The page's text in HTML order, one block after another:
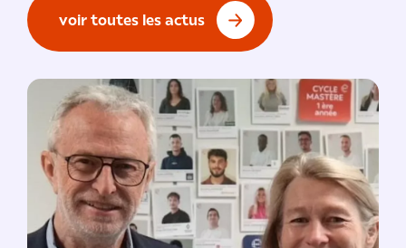
voir toutes les actus